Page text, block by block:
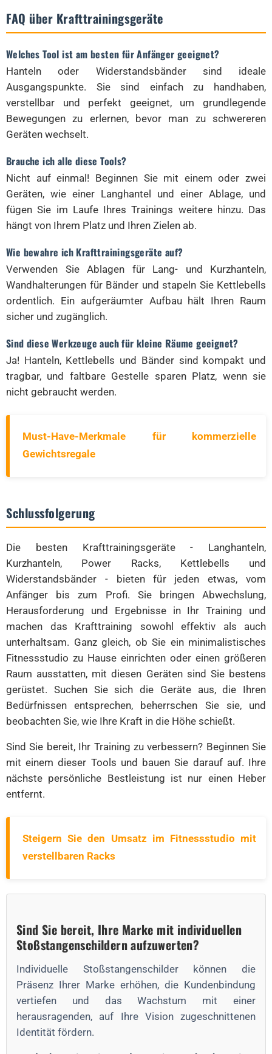
FAQ über Krafttrainingsgeräte
Welches Tool ist am besten für Anfänger geeignet?
Hanteln oder Widerstandsbänder sind ideale
Ausgangspunkte. Sie sind einfach zu handhaben,
verstellbar und perfekt geeignet, um grundlegende
Bewegungen zu erlernen, bevor man zu schwereren
Geräten wechselt.
Brauche ich alle diese Tools?
Nicht auf einmal! Beginnen Sie mit einem oder zwei
Geräten, wie einer Langhantel und einer Ablage, und
fügen Sie im Laufe Ihres Trainings weitere hinzu. Das
hängt von Ihrem Platz und Ihren Zielen ab.
Wie bewahre ich Krafttrainingsgeräte auf?
Verwenden Sie Ablagen für Lang- und Kurzhanteln,
Wandhalterungen für Bänder und stapeln Sie Kettlebells
ordentlich. Ein aufgeräumter Aufbau hält Ihren Raum
sicher und zugänglich.
Sind diese Werkzeuge auch für kleine Räume geeignet?
Ja! Hanteln, Kettlebells und Bänder sind kompakt und
tragbar, und faltbare Gestelle sparen Platz, wenn sie
nicht gebraucht werden.
Must-Have-Merkmale für kommerzielle
Gewichtsregale
Schlussfolgerung
Die besten Krafttrainingsgeräte - Langhanteln,
Kurzhanteln, Power Racks, Kettlebells und
Widerstandsbänder - bieten für jeden etwas, vom
Anfänger bis zum Profi. Sie bringen Abwechslung,
Herausforderung und Ergebnisse in Ihr Training und
machen das Krafttraining sowohl effektiv als auch
unterhaltsam. Ganz gleich, ob Sie ein minimalistisches
Fitnessstudio zu Hause einrichten oder einen größeren
Raum ausstatten, mit diesen Geräten sind Sie bestens
gerüstet. Suchen Sie sich die Geräte aus, die Ihren
Bedürfnissen entsprechen, beherrschen Sie sie, und
beobachten Sie, wie Ihre Kraft in die Höhe schießt.
Sind Sie bereit, Ihr Training zu verbessern? Beginnen Sie
mit einem dieser Tools und bauen Sie darauf auf. Ihre
nächste persönliche Bestleistung ist nur einen Heber
entfernt.
Steigern Sie den Umsatz im Fitnessstudio mit
verstellbaren Racks
Sind Sie bereit, Ihre Marke mit individuellen
Stoßstangenschildern aufzuwerten?
Individuelle Stoßstangenschilder können die
Präsenz Ihrer Marke erhöhen, die Kundenbindung
vertiefen und das Wachstum mit einer
herausragenden, auf Ihre Vision zugeschnittenen
Identität fördern.